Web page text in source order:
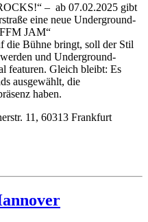
– ab 07.02.2025 gibt
eine neue Underground-
JAM“
die Bühne bringt, soll der Stil
und Underground-
featuren. Gleich bleibt: Es
ausgewählt, die
haben.
11, 60313 Frankfurt